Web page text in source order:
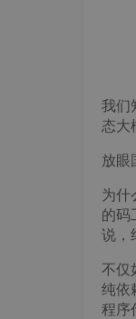
我们
态大
放眼
为什
的码
说，
不仅
纯依
程序